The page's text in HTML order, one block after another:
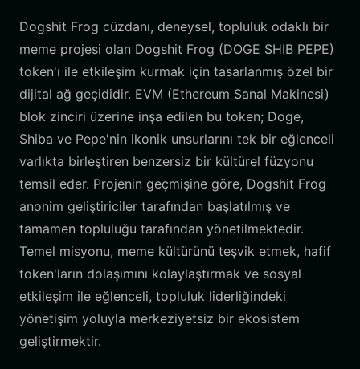
Dogshit Frog cüzdanı, deneysel, topluluk odaklı bir
meme projesi olan Dogshit Frog (DOGE SHIB PEPE)
token'ı ile etkileşim kurmak için tasarlanmış özel bir
dijital ağ geçididir. EVM (Ethereum Sanal Makinesi)
blok zinciri üzerine inşa edilen bu token; Doge,
Shiba ve Pepe'nin ikonik unsurlarını tek bir eğlenceli
varlıkta birleştiren benzersiz bir kültürel füzyonu
temsil eder. Projenin geçmişine göre, Dogshit Frog
anonim geliştiriciler tarafından başlatılmış ve
tamamen topluluğu tarafından yönetilmektedir.
Temel misyonu, meme kültürünü teşvik etmek, hafif
token'ların dolaşımını kolaylaştırmak ve sosyal
etkileşim ile eğlenceli, topluluk liderliğindeki
yönetişim yoluyla merkeziyetsiz bir ekosistem
geliştirmektir.